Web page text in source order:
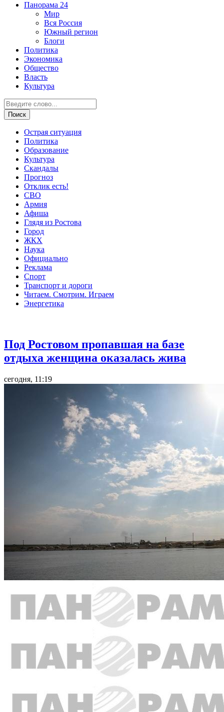
Панорама 24
Мир
Вся Россия
Южный регион
Блоги
Политика
Экономика
Общество
Власть
Культура
Острая ситуация
Политика
Образование
Культура
Скандалы
Прогноз
Отклик есть!
СВО
Армия
Афиша
Глядя из Ростова
Город
ЖКХ
Наука
Официально
Реклама
Спорт
Транспорт и дороги
Читаем. Смотрим. Играем
Энергетика
Под Ростовом пропавшая на базе
отдыха женщина оказалась жива
сегодня, 11:19